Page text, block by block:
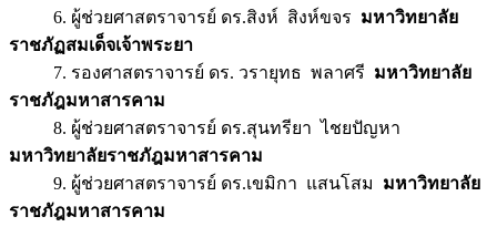
6. ผู้ช่วยศาสตราจารย์ ดร.สิงห์ สิงห์ขจร มหาวิทยาลัย
ราชภัฏสมเด็จเจ้าพระยา
7. รองศาสตราจารย์ ดร. วรายุทธ พลาศรี มหาวิทยาลัย
ราชภัฎมหาสารคาม
8. ผู้ช่วยศาสตราจารย์ ดร.สุนทรียา ไชยปัญหา
มหาวิทยาลัยราชภัฎมหาสารคาม
9. ผู้ช่วยศาสตราจารย์ ดร.เขมิกา แสนโสม มหาวิทยาลัย
ราชภัฎมหาสารคาม